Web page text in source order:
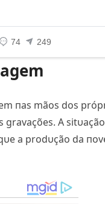
пas mãos dos
A sitυação
a prodυção da